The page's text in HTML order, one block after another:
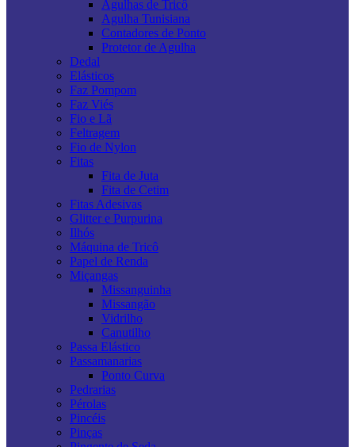
Agulhas de Tricô
Agulha Tunisiana
Contadores de Ponto
Protetor de Agulha
Dedal
Elásticos
Faz Pompom
Faz Viés
Fio e Lã
Feltragem
Fio de Nylon
Fitas
Fita de Juta
Fita de Cetim
Fitas Adesivas
Glitter e Purpurina
Ilhós
Máquina de Tricô
Papel de Renda
Miçangas
Missanguinha
Missangão
Vidrilho
Canutilho
Passa Elástico
Passamanarias
Ponto Curva
Pedrarias
Pérolas
Pincéis
Pinças